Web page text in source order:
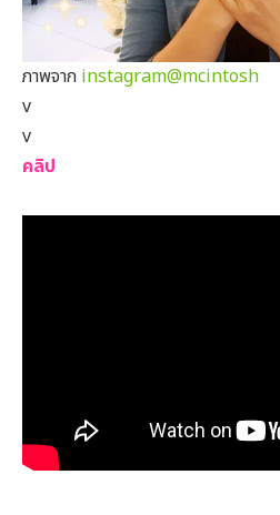
ภาพจาก instagram@mcintosh
v
v
คลิป